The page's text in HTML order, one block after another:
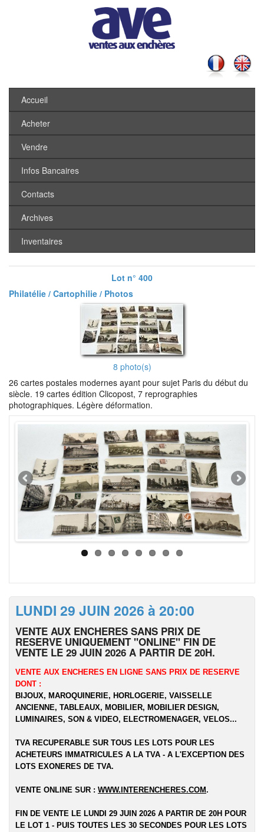
Accueil
Acheter
Vendre
Infos Bancaires
Contacts
Archives
Inventaires
Lot n° 400
Philatélie / Cartophilie / Photos
8 photo(s)
26 cartes postales modernes ayant pour sujet Paris du début du
siècle. 19 cartes édition Clicopost, 7 reprographies
photographiques. Légère déformation.
LUNDI 29 JUIN 2026 à 20:00
VENTE AUX ENCHERES SANS PRIX DE
RESERVE UNIQUEMENT "ONLINE" FIN DE
VENTE LE 29 JUIN 2026 A PARTIR DE 20H.
VENTE AUX ENCHERES EN LIGNE SANS PRIX DE RESERVE
DONT :
BIJOUX, MAROQUINERIE, HORLOGERIE, VAISSELLE
ANCIENNE, TABLEAUX, MOBILIER, MOBILIER DESIGN,
LUMINAIRES, SON & VIDEO, ELECTROMENAGER, VELOS...
TVA RECUPERABLE SUR TOUS LES LOTS POUR LES
ACHETEURS IMMATRICULES A LA TVA - A L'EXCEPTION DES
LOTS EXONERES DE TVA.
VENTE ONLINE SUR : WWW.INTERENCHERES.COM.
FIN DE VENTE LE LUNDI 29 JUIN 2026 A PARTIR DE 20H POUR
LE LOT 1 - PUIS TOUTES LES 30 SECONDES POUR LES LOTS